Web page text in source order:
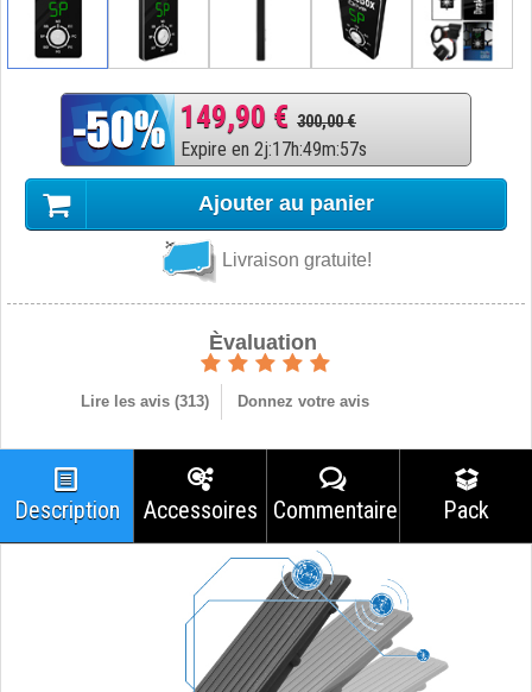
149,90 € 300,00 €
Expire en 2j:17h:49m:56s
Ajouter au panier
Livraison gratuite!
Èvaluation
Lire les avis (313) Donnez votre avis
Description Accessoires Commentaires Pack